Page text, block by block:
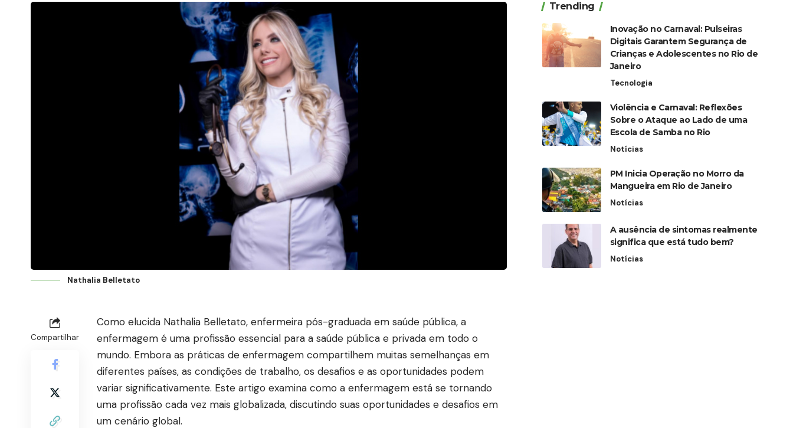
Nathalia Belletato
Compartilhar
Como elucida Nathalia Belletato, enfermeira pós-graduada em saúde pública, a
enfermagem é uma profissão essencial para a saúde pública e privada em todo o
mundo. Embora as práticas de enfermagem compartilhem muitas semelhanças em
diferentes países, as condições de trabalho, os desafios e as oportunidades podem
variar significativamente. Este artigo examina como a enfermagem está se tornando
uma profissão cada vez mais globalizada, discutindo suas oportunidades e desafios em
um cenário global.
Trending
Inovação no Carnaval: Pulseiras
Digitais Garantem Segurança de
Crianças e Adolescentes no Rio de
Janeiro
Tecnologia
Violência e Carnaval: Reflexões
Sobre o Ataque ao Lado de uma
Escola de Samba no Rio
Notícias
PM Inicia Operação no Morro da
Mangueira em Rio de Janeiro
Notícias
A ausência de sintomas realmente
significa que está tudo bem?
Notícias